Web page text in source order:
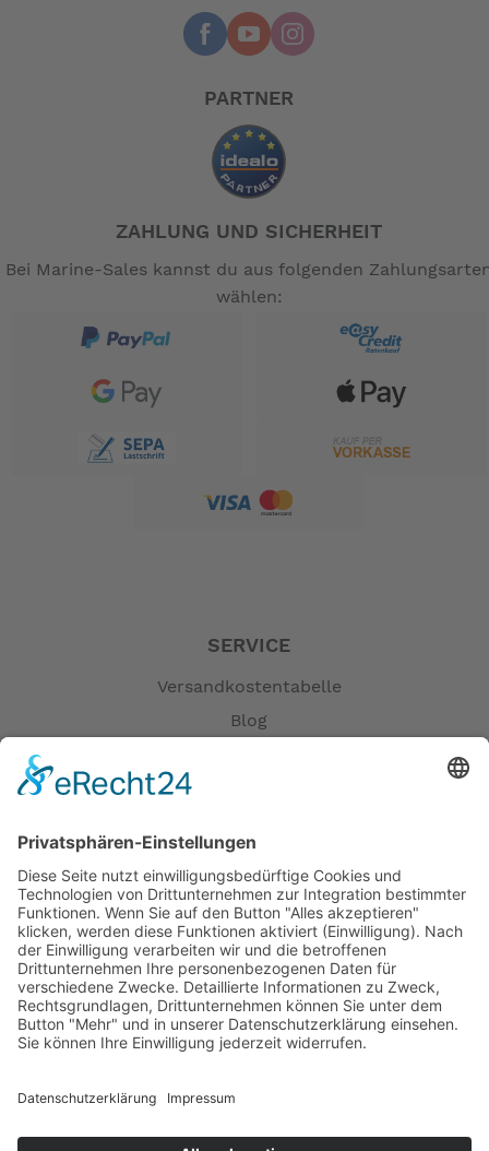
PARTNER
ZAHLUNG UND SICHERHEIT
Bei Marine-Sales kannst du aus folgenden
wählen:
SERVICE
Versandkostentabelle
Blog
Öffnungszeiten
Versandpartner
Verfügbarkeiten
Zahlung und Versand
Datenschutz
Fernabsatz
Widerrufsrecht bei Reparatur